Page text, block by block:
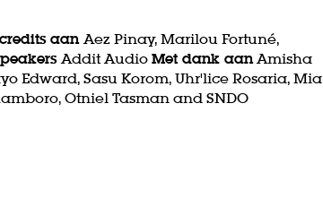
credits aan Aez Pinay, Marilou Fortuné,
Addit Audio Met dank aanAmisha
Edward, Sasu Korom, Uhr'lice Rosaria, Mia
Otniel Tasman and SNDO